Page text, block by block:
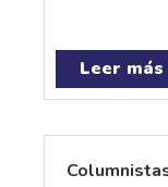
Leer más